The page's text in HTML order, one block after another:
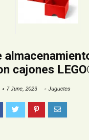
cajones
7 June, 2023 Juguetes